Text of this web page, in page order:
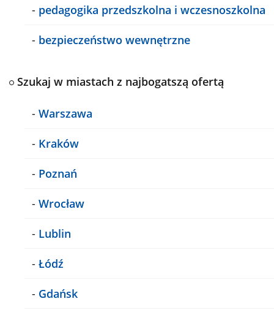
- pedagogika przedszkolna i wczesnoszkolna
- bezpieczeństwo wewnętrzne
Szukaj w miastach z najbogatszą ofertą
- Warszawa
- Kraków
- Poznań
- Wrocław
- Lublin
- Łódź
- Gdańsk